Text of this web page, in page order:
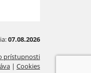
07.08.2026
prístupnosti
| Cookies